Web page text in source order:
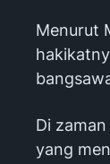
Menurut
Di
yang